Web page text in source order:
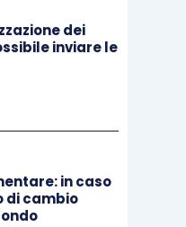
dei
inviare le
in caso
di cambio